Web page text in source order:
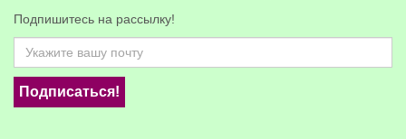
Подпишитесь на рассылку!
Подписаться!